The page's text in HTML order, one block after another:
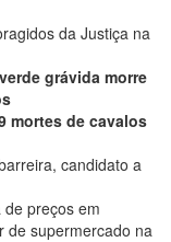
da Justiça na
grávida morre
mortes de cavalos
candidato a
preços em
de supermercado na